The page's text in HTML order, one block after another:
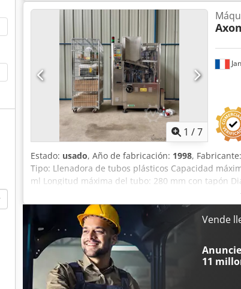
1 /7
Estado: usado, Año de fabricación: 1998,
Tipo: Llenadora de tubos plásticos Capacidad
ml Longitud máxima del tubo: 280 mm con tapón
Vende
11